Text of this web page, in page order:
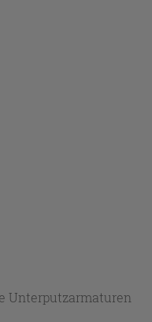
Unterputzarmaturen